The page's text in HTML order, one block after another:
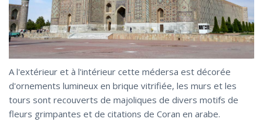
A l'extérieur et à l'intérieur cette médersa est décorée
d'ornements lumineux en brique vitrifiée, les murs et les
tours sont recouverts de majoliques de divers motifs de
fleurs grimpantes et de citations de Coran en arabe.